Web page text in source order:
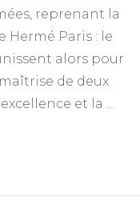
s’associent
reprenant la
Hermé Paris : le
alors pour
de deux
et la …